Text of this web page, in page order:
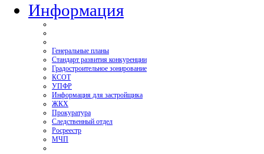
Информация
Генеральные планы
Стандарт развития конкуренции
Градостроительное зонирование
КСОТ
УПФР
Информация для застройщика
ЖКХ
Прокуратура
Следственный отдел
Росреестр
МЧП